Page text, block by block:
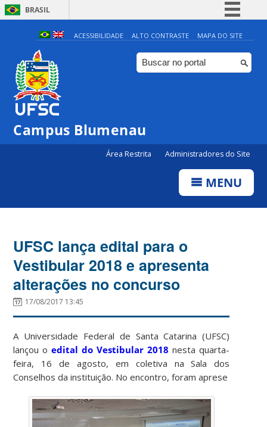
BRASIL
Simplifique!
Comunica BR
Participe
ACESSIBILIDADE ALTO CONTRASTE MAPA DO SITE
Campus Blumenau
Área Restrita Administradores do Site
MENU
UFSC lança edital para o
Vestibular 2018 e apresenta
alterações no concurso
17/08/2017 13:45
A Universidade Federal de Santa Catarina (UFSC)
lançou oedital do Vestibular 2018 nesta quarta-
feira, 16 de agosto, em coletiva na Sala dos
Conselhos da instituição. No encontro, foram aprese